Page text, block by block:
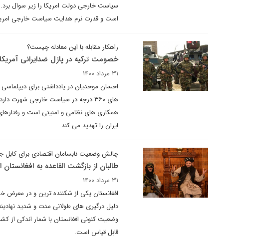
سیاست خارجی دولت امریکا را زیر سوال
است و قدرت نرم هدایت سیاست خارجی
راهکار مقابله با این معادله چیست؟
خصومت ترکیه در پازل ضدایرانی
۳۱ مرداد ۱۴۰۰
احسان موحدیان در یادداشتی برای
های ۳۶۰ درجه در سیاست خارجی
همکاری های نظامی و امنیتی است و
ایران را تهدید می کند.
چالش وضعیت نابسامان اقتصادی برای کابل
طالبان از بازگشت القاعده به
۳۱ مرداد ۱۴۰۰
افغانستان یکی از شکننده ترین و در معرض
وضعیت کنونی افغانستان با شمار اندکی از
قابل قیاس است.